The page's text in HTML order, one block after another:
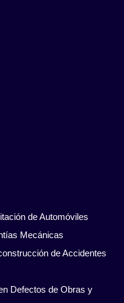
de Automóviles
Mecánicas
de Accidentes
Defectos de Obras y